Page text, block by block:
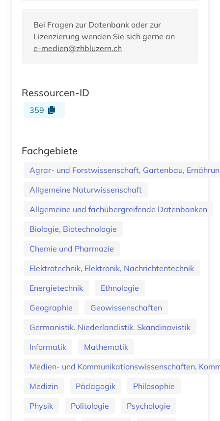
Bei Fragen zur Datenbank oder zur
Lizenzierung wenden Sie sich gerne an
e-medien@zhbluzern.ch
Ressourcen-ID
359
Fachgebiete
Agrar- und Forstwissenschaft, Gartenbau,
Allgemeine Naturwissenschaft
Allgemeine und fachübergreifende Datenbanken
Biologie, Biotechnologie
Chemie und Pharmazie
Elektrotechnik, Elektronik, Nachrichtentechnik
Energietechnik
Ethnologie
Geographie
Geowissenschaften
Germanistik. Niederlandistik. Skandinavistik
Informatik
Mathematik
Medien- und Kommunikationswissenschaften,
Medizin
Pädagogik
Philosophie
Physik
Politologie
Psychologie